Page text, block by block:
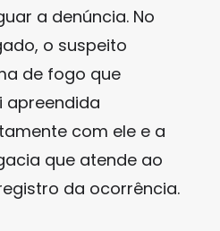
a denúncia. No
o suspeito
de fogo que
apreendida
com ele e a
que atende ao
da ocorrência.